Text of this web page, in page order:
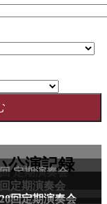
公演記録
定期演奏会
定期演奏会
グラム
回定期演奏会